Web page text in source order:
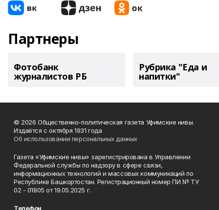
Партнеры
Фотобанк
журналистов РБ
Рубрика "Еда и
напитки"
© 2026 Общественно-политическая газета Уфимские нивы.
Издаётся с октября 1931 года
Об использовании персональных данных
Газета «Уфимские нивы» зарегистрирована в Управлении
Федеральной службы по надзору в сфере связи,
информационных технологий и массовых коммуникаций по
Республике Башкортостан. Регистрационный номер ПИ № ТУ
02 - 01805 от 19.05.2025 г.
Телефон